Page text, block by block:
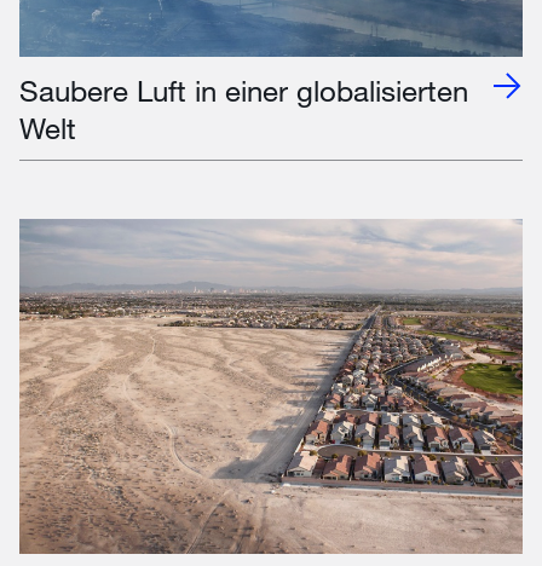
Saubere Luft in einer globalisierten
Welt